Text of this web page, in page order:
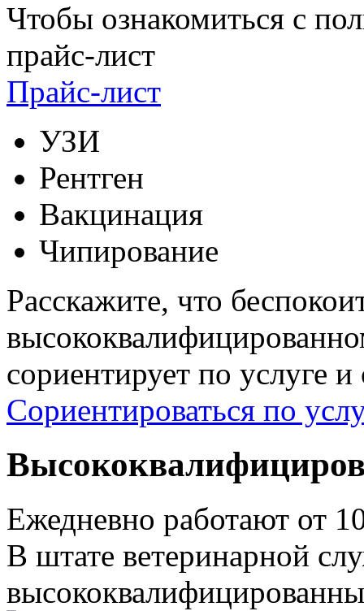
Чтобы ознакомиться с
прайс-лист
Прайс-лист
УЗИ
Рентген
Вакцинация
Чипирование
Расскажите, что
сориентирует по услуге
Сориентироваться по
Ежедневно работают от
В штате ветеринарной